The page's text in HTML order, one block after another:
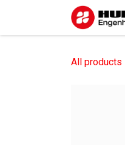
Pular para o conteúdo
All products